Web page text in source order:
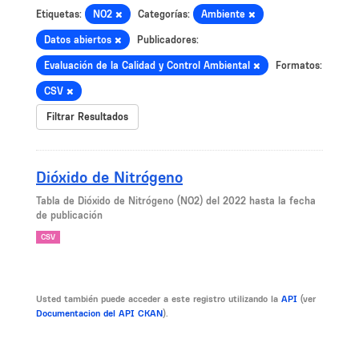
Etiquetas: NO2 Categorías: Ambiente
Datos abiertos Publicadores:
Evaluación de la Calidad y Control Ambiental Formatos:
CSV
Filtrar Resultados
Dióxido de Nitrógeno
Tabla de Dióxido de Nitrógeno (NO2) del 2022 hasta la fecha
de publicación
CSV
Usted también puede acceder a este registro utilizando la API (ver
Documentacion del API CKAN).